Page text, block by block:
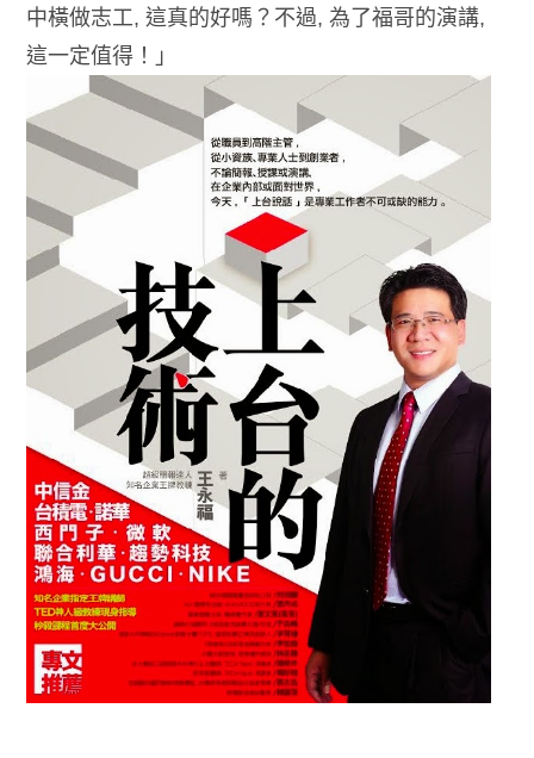
中橫做志工, 這真的好嗎？不過, 為了福哥的演講,
這一定值得！」